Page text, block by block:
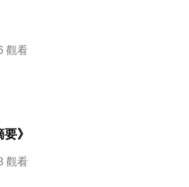
觀看
》
觀看